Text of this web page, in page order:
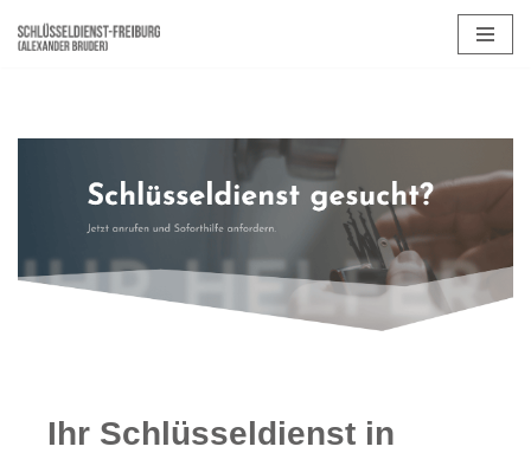
Ihr Schlüsseldienst in